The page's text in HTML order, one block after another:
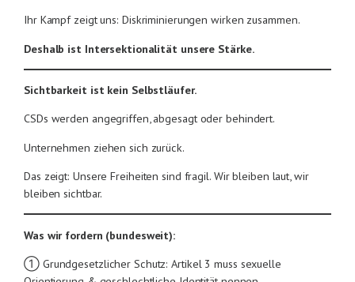
Ihr Kampf zeigt uns: Diskriminierungen wirken zusammen.
Deshalb ist Intersektionalität unsere Stärke.
Sichtbarkeit ist kein Selbstläufer.
CSDs werden angegriffen, abgesagt oder behindert.
Unternehmen ziehen sich zurück.
Das zeigt: Unsere Freiheiten sind fragil. Wir bleiben laut, wir
bleiben sichtbar.
Was wir fordern (bundesweit):
① Grundgesetzlicher Schutz: Artikel 3 muss sexuelle